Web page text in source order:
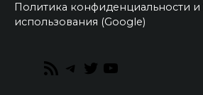
Политика конфиденциальности и
использования (Google)
RSS
Telegram
Twitter